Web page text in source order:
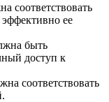
соответствовать
ее
быть
доступ к
соответствовать